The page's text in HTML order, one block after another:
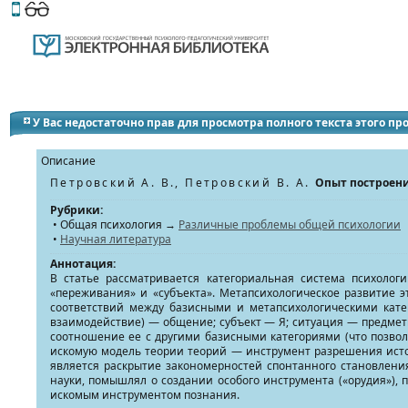
Этот сайт поддерживает
У Вас недостаточно прав для просмотра полного текста этого
Описание
Петровский А. В., Петровский В. А.Опыт
Рубрики:
• Общая психология → Различные проблемы общей психологии
• Научная литература
Аннотация:
В статье рассматривается категориальная система
«переживания» и «субъекта». Метапсихологическое
соответствий между базисными и метапсихологическими
взаимодействие) — общение; субъект — Я; ситуация —
соотношение ее с другими базисными категориями (что
искомую модель теории теорий — инструмент разрешения
является раскрытие закономерностей спонтанного
науки, помышлял о создании особого инструмента
искомым инструментом познания.